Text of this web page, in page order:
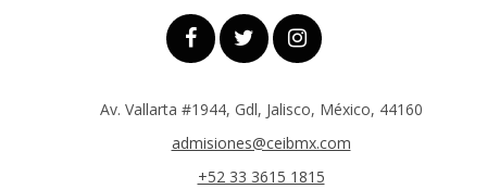
Av. Vallarta #1944, Gdl, Jalisco, México, 44160
admisiones@ceibmx.com
+52 33 3615 1815